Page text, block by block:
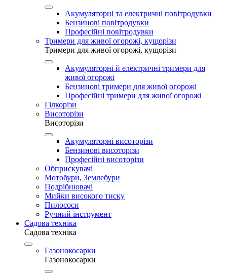
Акумуляторні та електричні повітродувки
Бензинові повітродувки
Професійні повітродувки
Тримери для живої огорожі, кущорізи
Тримери для живої огорожі, кущорізи
Акумуляторні й електричні тримери для
живої огорожі
Бензинові тримери для живої огорожі
Професійні тримери для живої огорожі
Гілкорізи
Висоторізи
Висоторізи
Акумуляторні висоторізи
Бензинові висоторізи
Професійні висоторізи
Обприскувачі
Мотобури, Землебури
Подрібнювачі
Мийки високого тиску
Пилососи
Ручний інструмент
Садова техніка
Садова техніка
Газонокосарки
Газонокосарки